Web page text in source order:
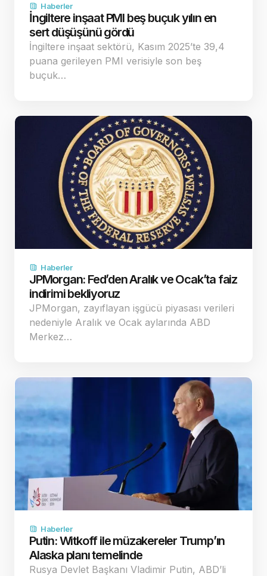
Haberler
İngiltere inşaat PMI beş buçuk yılın en
sert düşüşünü gördü
İngiltere inşaat sektörü, Kasım 2025’te 39,4
puana gerileyen PMI verisiyle son beş
buçuk…
Haberler
JPMorgan: Fed’den Aralık ve Ocak’ta faiz
indirimi bekliyoruz
JPMorgan, zayıflayan işgücü piyasası verileri
nedeniyle Aralık ve Ocak aylarında ABD
Merkez…
Haberler
Putin: Witkoff ile müzakereler Trump’ın
Alaska planı temelinde
Rusya Devlet Başkanı Vladimir Putin, ABD’li